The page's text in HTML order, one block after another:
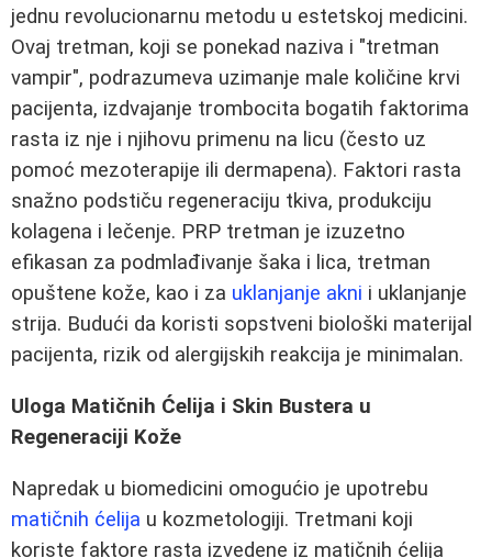
jednu revolucionarnu metodu u estetskoj medicini.
Ovaj tretman, koji se ponekad naziva i "tretman
vampir", podrazumeva uzimanje male količine krvi
pacijenta, izdvajanje trombocita bogatih faktorima
rasta iz nje i njihovu primenu na licu (često uz
pomoć mezoterapije ili dermapena). Faktori rasta
snažno podstiču regeneraciju tkiva, produkciju
kolagena i lečenje. PRP tretman je izuzetno
efikasan za podmlađivanje šaka i lica, tretman
opuštene kože, kao i za uklanjanje akni i uklanjanje
strija. Budući da koristi sopstveni biološki materijal
pacijenta, rizik od alergijskih reakcija je minimalan.
Uloga Matičnih Ćelija i Skin Bustera u
Regeneraciji Kože
Napredak u biomedicini omogućio je upotrebu
matičnih ćelija u kozmetologiji. Tretmani koji
koriste faktore rasta izvedene iz matičnih ćelija